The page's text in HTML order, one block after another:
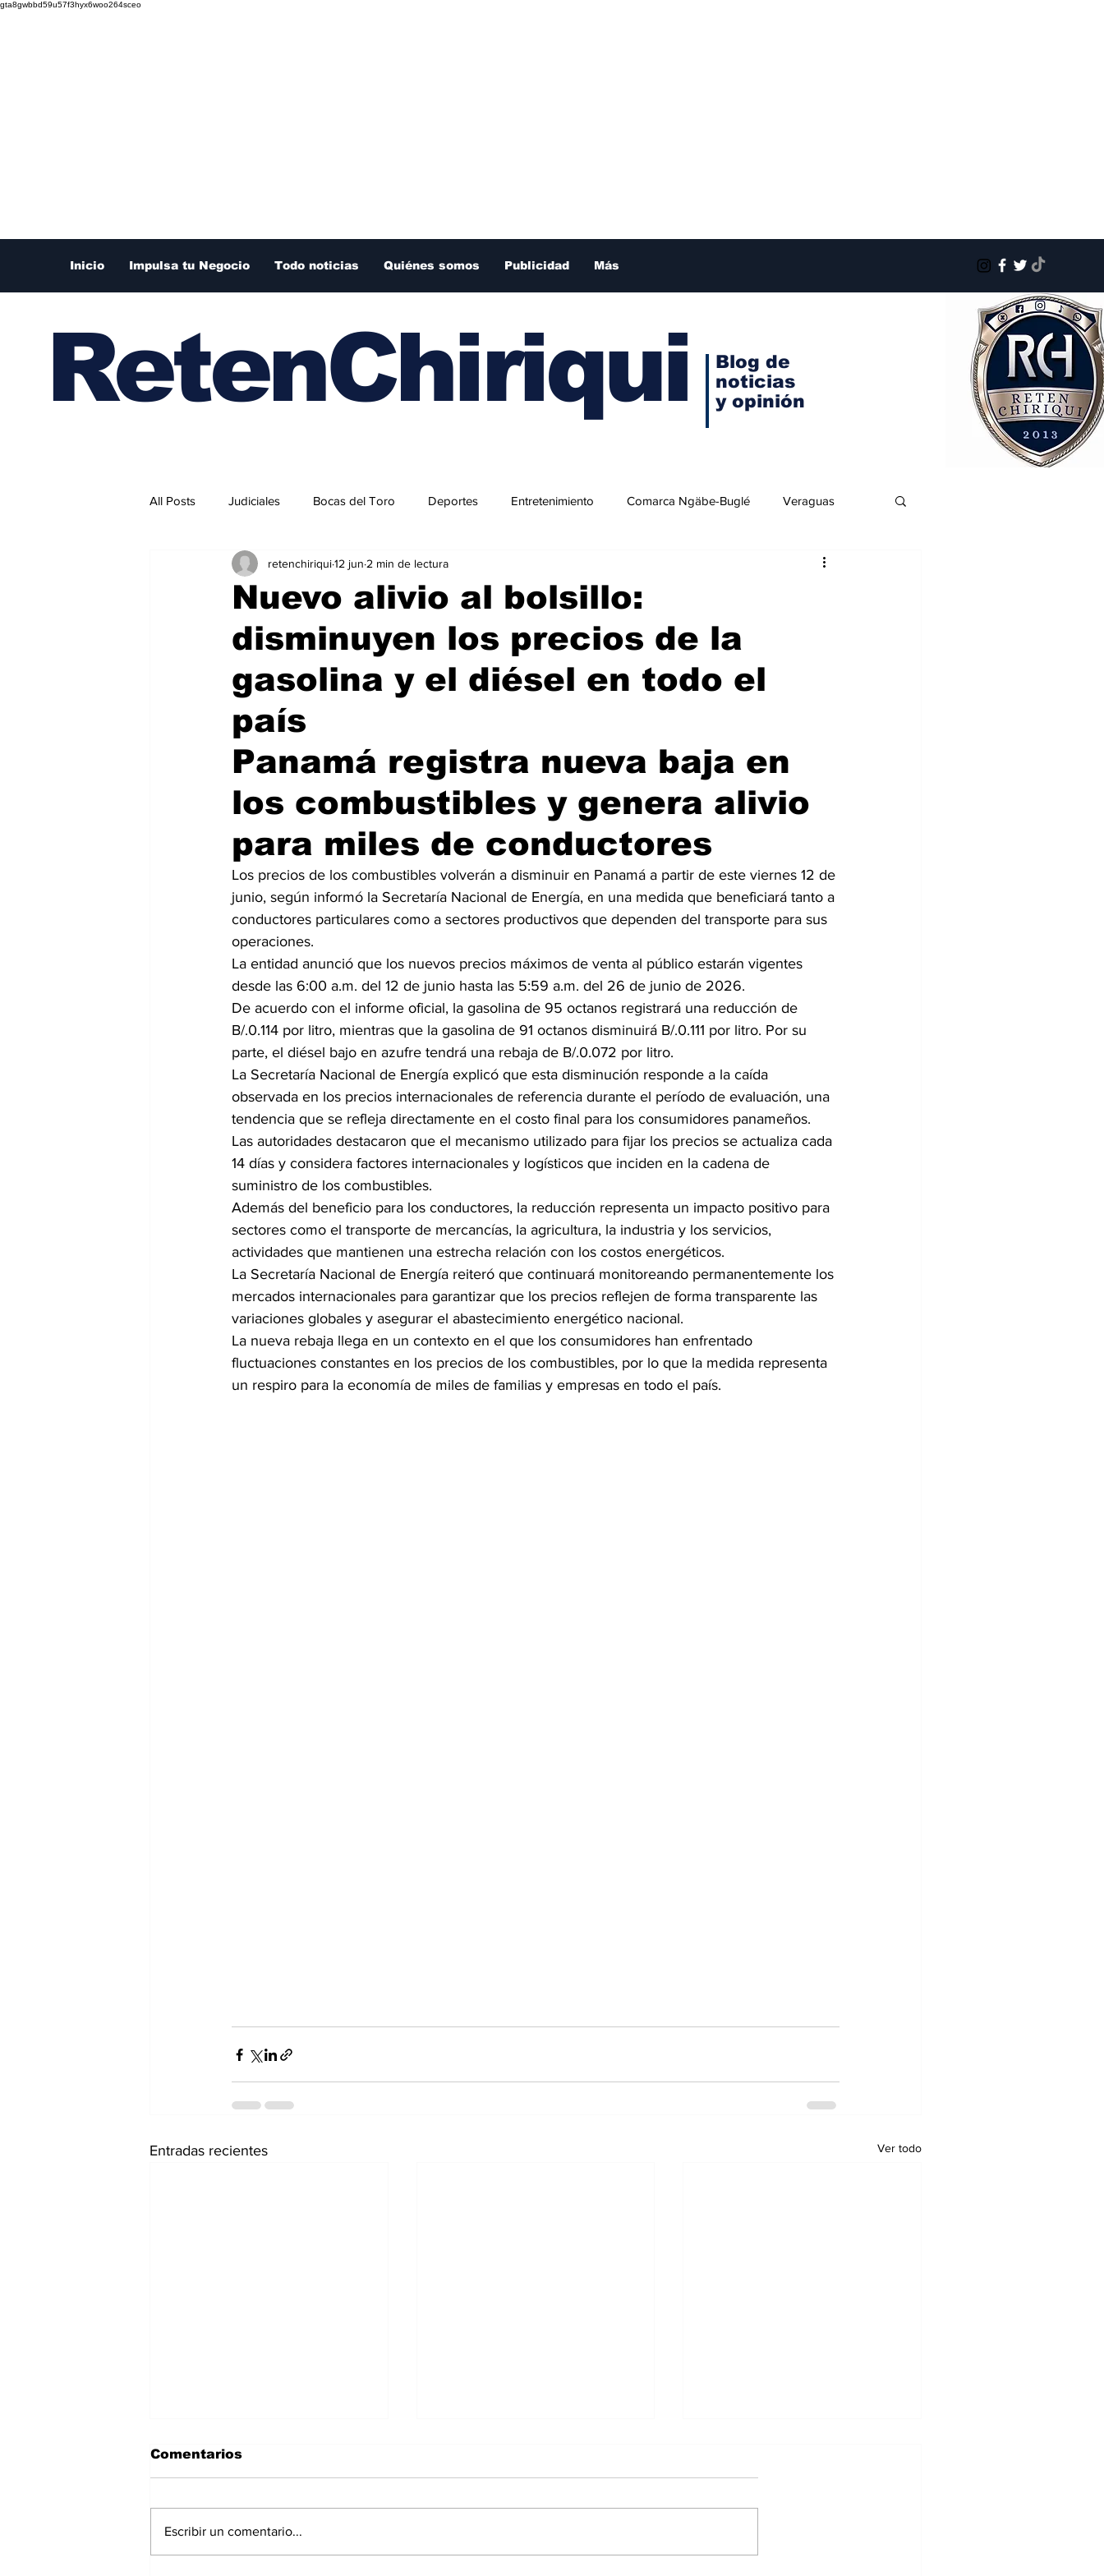
gta8gwbbd59u57f3hyx6woo264sceo
Inicio Impulsa tu Negocio Todo noticias Quiénes somos Publicidad Más
RetenChiriqui
Blog de
noticias
y opinión
All Posts Judiciales Bocas del Toro Deportes Entretenimiento Comarca Ngäbe-Buglé Veraguas
Internacionales
Nuevo alivio al bolsillo:
disminuyen los precios de la
gasolina y el diésel en todo el
país
retenchiriqui12 jun 2 min de lectura
Panamá registra nueva baja en
los combustibles y genera alivio
para miles de conductores
Los precios de los combustibles volverán a disminuir en Panamá a partir de este viernes 12 de
junio, según informó la Secretaría Nacional de Energía, en una medida que beneficiará tanto a
conductores particulares como a sectores productivos que dependen del transporte para sus
operaciones.
La entidad anunció que los nuevos precios máximos de venta al público estarán vigentes
desde las 6:00 a.m. del 12 de junio hasta las 5:59 a.m. del 26 de junio de 2026.
De acuerdo con el informe oficial, la gasolina de 95 octanos registrará una reducción de
B/.0.114 por litro, mientras que la gasolina de 91 octanos disminuirá B/.0.111 por litro. Por su
parte, el diésel bajo en azufre tendrá una rebaja de B/.0.072 por litro.
La Secretaría Nacional de Energía explicó que esta disminución responde a la caída
observada en los precios internacionales de referencia durante el período de evaluación, una
tendencia que se refleja directamente en el costo final para los consumidores panameños.
Las autoridades destacaron que el mecanismo utilizado para fijar los precios se actualiza cada
14 días y considera factores internacionales y logísticos que inciden en la cadena de
suministro de los combustibles.
Además del beneficio para los conductores, la reducción representa un impacto positivo para
sectores como el transporte de mercancías, la agricultura, la industria y los servicios,
actividades que mantienen una estrecha relación con los costos energéticos.
La Secretaría Nacional de Energía reiteró que continuará monitoreando permanentemente los
mercados internacionales para garantizar que los precios reflejen de forma transparente las
variaciones globales y asegurar el abastecimiento energético nacional.
La nueva rebaja llega en un contexto en el que los consumidores han enfrentado
fluctuaciones constantes en los precios de los combustibles, por lo que la medida representa
un respiro para la economía de miles de familias y empresas en todo el país.
Entradas recientes Ver todo
Comentarios
Escribir un comentario...